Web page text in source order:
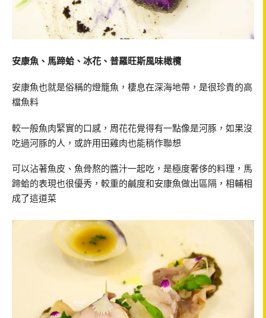
安康魚、馬蹄蛤、冰花、普羅旺斯風味橄欖
安康魚也就是俗稱的燈籠魚，棲息在深海地帶，是很珍貴的高
檔魚料
較一般魚肉緊實的口感，周花花覺得有一點像是河豚，如果沒
吃過河豚的人，或許用田雞肉也能稍作聯想
可以沾著魚皮、魚骨熬的醬汁一起吃，是極度奢侈的料理，馬
蹄蛤的表現也很優秀，較重的鹹度和安康魚做出區隔，相輔相
成了這道菜